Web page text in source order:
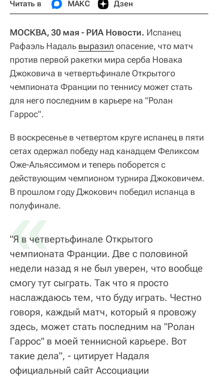
Читать в МАКС Дзен
МОСКВА, 30 мая - РИА Новости. Испанец
Рафаэль Надаль выразил опасение, что матч
против первой ракетки мира серба Новака
Джоковича в четвертьфинале Открытого
чемпионата Франции по теннису может стать
для него последним в карьере на "Ролан
Гаррос".
В воскресенье в четвертом круге испанец в пяти
сетах одержал победу над канадцем Феликсом
Оже-Альяссимом и теперь поборется с
действующим чемпионом турнира Джоковичем.
В прошлом году Джокович победил испанца в
полуфинале.
«
"Я в четвертьфинале Открытого
чемпионата Франции. Две с половиной
недели назад я не был уверен, что вообще
смогу тут сыграть. Так что я просто
наслаждаюсь тем, что буду играть. Честно
говоря, каждый матч, который я провожу
здесь, может стать последним на "Ролан
Гаррос" в моей теннисной карьере. Вот
такие дела", - цитирует Надаля
официальный сайт Ассоциации